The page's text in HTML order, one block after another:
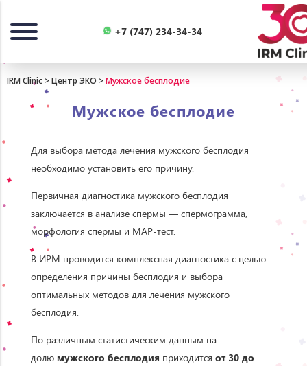
+7 (747) 234-34-34
IRM Clinic >Центр ЭКО >Мужское бесплодие
Мужское бесплодие
Для выбора метода лечения мужского бесплодия
необходимо установить его причину.
Первичная диагностика мужского бесплодия
заключается в анализе спермы — спермограмма,
морфология спермы и МАР-тест.
В ИРМ проводится комплексная диагностика с целью
определения причины бесплодия и выбора
оптимальных методов для лечения мужского
бесплодия.
По различным статистическим данным на
долю мужского бесплодия приходится от 30 до